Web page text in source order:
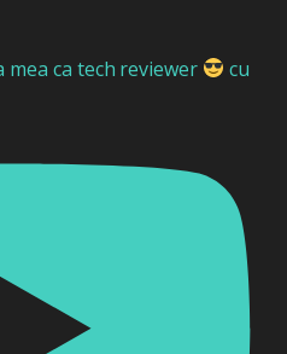
mea ca tech reviewer
cu